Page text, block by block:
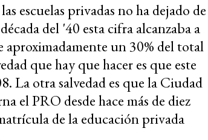
escuelas privadas no ha dejado de
del '40 esta cifra alcanzaba a
aproximadamente un 30% del total
que hay que hacer es que este
La otra salvedad es que la Ciudad
el PRO desde hace más de diez
de la educación privada